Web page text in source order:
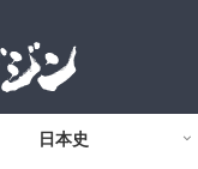
日本史